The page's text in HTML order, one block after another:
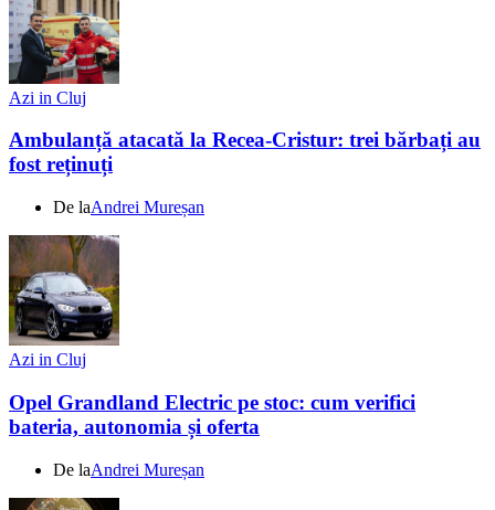
Azi in Cluj
Ambulanță atacată la Recea-Cristur: trei bărbați au
fost reținuți
De laAndrei Mureșan
Azi in Cluj
Opel Grandland Electric pe stoc: cum verifici
bateria, autonomia și oferta
De laAndrei Mureșan